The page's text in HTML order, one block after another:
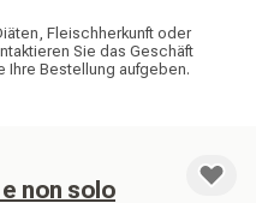
Fleischherkunft oder
Sie das Geschäft
Ihre Bestellung aufgeben.
non solo